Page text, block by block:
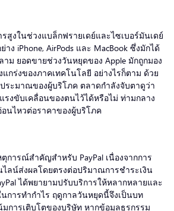
รสูงในช่วงแบล็กฟรายเดย์และไซเบอร์มันเดย์
ง iPhone, AirPods และ MacBook ซึ่งมักได้
ม ยอดขายช่วงวันหยุดของ Apple มักถูกมอง
กร่งของภาคเทคโนโลยี อย่างไรก็ตาม ด้วย
ระมาณของผู้บริโภค ตลาดกำลังจับตาดูว่า
รงขับเคลื่อนของตนไว้ได้หรือไม่ ท่ามกลาง
นไหวต่อราคาของผู้บริโภค
ตุการณ์สำคัญสำหรับ PayPal เนื่องจากการ
ลน์ส่งผลโดยตรงต่อปริมาณการชำระเงิน
ได้พยายามปรับบริการให้หลากหลายและ
การทำกำไร ฤดูกาลวันหยุดนี้จึงเป็นบท
การเติบโตของบริษัท หากข้อมูลธุรกรรม